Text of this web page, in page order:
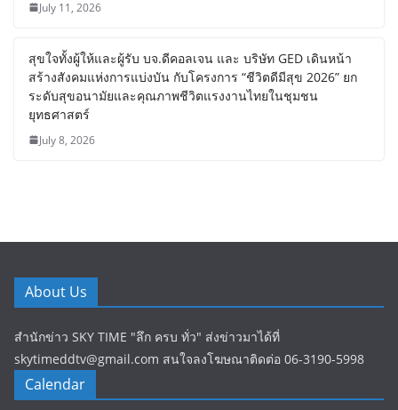
July 11, 2026
สุขใจทั้งผู้ให้และผู้รับ บจ.ดีคอลเจน และ บริษัท GED เดินหน้า
สร้างสังคมแห่งการแบ่งบัน​ กับโครงการ “ชีวิตดีมีสุข 2026” ยก
ระดับสุขอนามัยและคุณภาพชีวิตแรงงานไทยในชุมชน
ยุทธศาสตร์
July 8, 2026
About Us
สำนักข่าว SKY TIME "ลึก ครบ ทั่ว" ส่งข่าวมาได้ที่
skytimeddtv@gmail.com สนใจลงโฆษณาติดต่อ 06-3190-5998
Calendar